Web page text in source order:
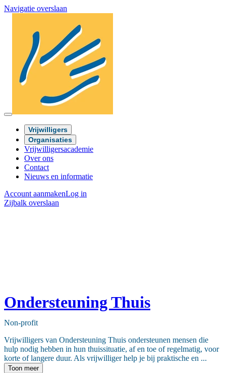
Navigatie overslaan
Vrijwilligers
Organisaties
Vrijwilligersacademie
Over ons
Contact
Nieuws en informatie
Account aanmakenLog in
Zijbalk overslaan
Ondersteuning Thuis
Non-profit
Vrijwilligers van Ondersteuning Thuis ondersteunen mensen die
hulp nodig hebben in hun thuissituatie, af en toe of regelmatig, voor
korte of langere duur. Als vrijwilliger help je bij praktische en ...
Toon meer